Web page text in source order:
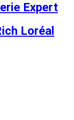
Expert
Loréal